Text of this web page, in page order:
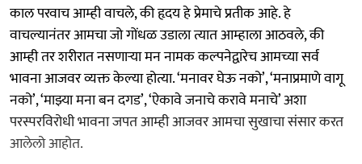
काल परवाच आम्ही वाचले, की हृदय हे प्रेमाचे प्रतीक आहे. हे
वाचल्यानंतर आमचा जो गोंधळ उडाला त्यात आम्हाला आठवले, की
आम्ही तर शरीरात नसणाऱ्या मन नामक कल्पनेद्वारेच आमच्या सर्व
भावना आजवर व्यक्त केल्या होत्या. ‘मनावर घेऊ नको’, ‘मनाप्रमाणे वागू
नको’, ‘माझ्या मना बन दगड’, ‘ऐकावे जनाचे करावे मनाचे’ अशा
परस्परविरोधी भावना जपत आम्ही आजवर आमचा सुखाचा संसार करत
आलेलो आहोत.